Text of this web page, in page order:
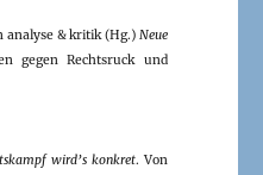
analyse & kritik (Hg.) Neue
gegen Rechtsruck und
wird’s konkret. Von